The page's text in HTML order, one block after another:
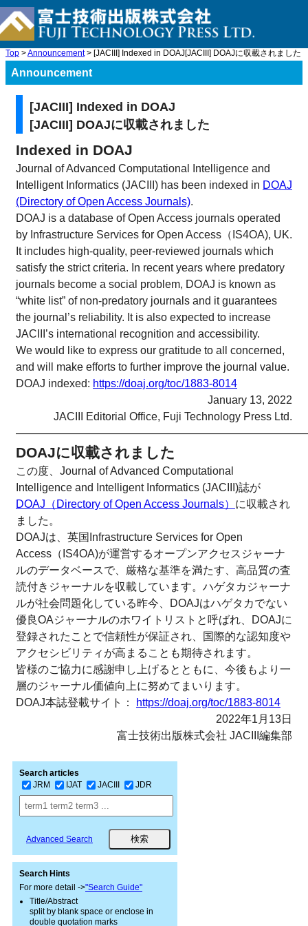
Top >Announcement> [JACIII] Indexed in DOAJ[JACIII] DOAJに収載されました
Announcement
[JACIII] Indexed in DOAJ
[JACIII] DOAJに収載されました
Indexed in DOAJ
Journal of Advanced Computational Intelligence and
Intelligent Informatics (JACIII) has been indexed in DOAJ
(Directory of Open Access Journals).
DOAJ is a database of Open Access journals operated
by Infrastructure Services for Open Access（IS4OA), UK.
It includes high-quality, peer-reviewed journals which
satisfy the strict criteria. In recent years where predatory
journals become a social problem, DOAJ is known as
“white list” of non-predatory journals and it guarantees
the journal’s reliability. It is also expected to increase
JACIII’s international recognition and accessibility.
We would like to express our gratitude to all concerned,
and will make efforts to further improve the journal value.
DOAJ indexed: https://doaj.org/toc/1883-8014
January 13, 2022
JACIII Editorial Office, Fuji Technology Press Ltd.
DOAJに収載されました
この度、Journal of Advanced Computational
Intelligence and Intelligent Informatics (JACIII)誌が
DOAJ（Directory of Open Access Journals） に収載され
ました。
DOAJは、英国Infrastructure Services for Open
Access（IS4OA)が運営するオープンアクセスジャーナ
ルのデータベースで、厳格な基準を満たす、高品質の査
読付きジャーナルを収載しています。ハゲタカジャーナ
ルが社会問題化している昨今、DOAJはハゲタカでない
優良OAジャーナルのホワイトリストと呼ばれ、DOAJに
登録されたことで信頼性が保証され、国際的な認知度や
アクセシビリティが高まることも期待されます。
皆様のご協力に感謝申し上げるとともに、今後もより一
層のジャーナル価値向上に努めてまいります。
DOAJ本誌登載サイト：
https://doaj.org/toc/1883-8014
2022年1月13日
富士技術出版株式会社 JACIII編集部
Search articles
JRM
IJAT JACIII JDR
Advanced Search
Search Hints
For more detail ->"Search Guide"
Title/Abstract
split by blank space or enclose in
double quotation marks